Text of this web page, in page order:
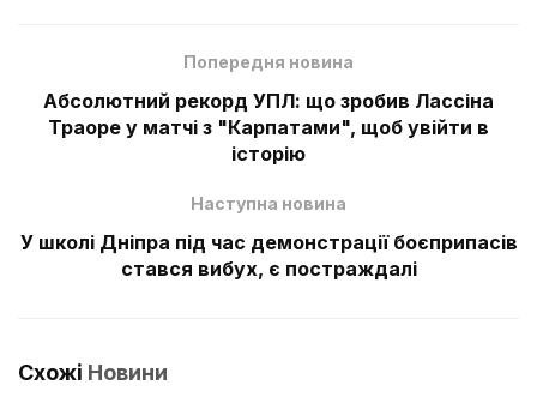
Попередня новина
Абсолютний рекорд УПЛ: що зробив Лассіна
Траоре у матчі з "Карпатами", щоб увійти в
історію
Наступна новина
У школі Дніпра під час демонстрації боєприпасів
стався вибух, є постраждалі
Схожі Новини